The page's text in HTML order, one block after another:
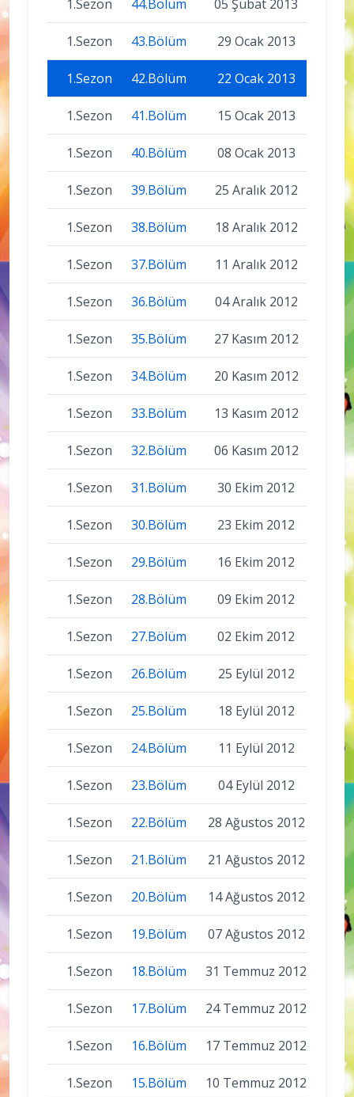
1.Sezon 44.Bölüm 05 Şubat 2013
1.Sezon 43.Bölüm 29 Ocak 2013
1.Sezon 42.Bölüm 22 Ocak 2013
1.Sezon 41.Bölüm 15 Ocak 2013
1.Sezon 40.Bölüm 08 Ocak 2013
1.Sezon 39.Bölüm 25 Aralık 2012
1.Sezon 38.Bölüm 18 Aralık 2012
1.Sezon 37.Bölüm 11 Aralık 2012
1.Sezon 36.Bölüm 04 Aralık 2012
1.Sezon 35.Bölüm 27 Kasım 2012
1.Sezon 34.Bölüm 20 Kasım 2012
1.Sezon 33.Bölüm 13 Kasım 2012
1.Sezon 32.Bölüm 06 Kasım 2012
1.Sezon 31.Bölüm 30 Ekim 2012
1.Sezon 30.Bölüm 23 Ekim 2012
1.Sezon 29.Bölüm 16 Ekim 2012
1.Sezon 28.Bölüm 09 Ekim 2012
1.Sezon 27.Bölüm 02 Ekim 2012
1.Sezon 26.Bölüm 25 Eylül 2012
1.Sezon 25.Bölüm 18 Eylül 2012
1.Sezon 24.Bölüm 11 Eylül 2012
1.Sezon 23.Bölüm 04 Eylül 2012
1.Sezon 22.Bölüm 28 Ağustos 2012
1.Sezon 21.Bölüm 21 Ağustos 2012
1.Sezon 20.Bölüm 14 Ağustos 2012
1.Sezon 19.Bölüm 07 Ağustos 2012
1.Sezon 18.Bölüm 31 Temmuz 2012
1.Sezon 17.Bölüm 24 Temmuz 2012
1.Sezon 16.Bölüm 17 Temmuz 2012
1.Sezon 15.Bölüm 10 Temmuz 2012